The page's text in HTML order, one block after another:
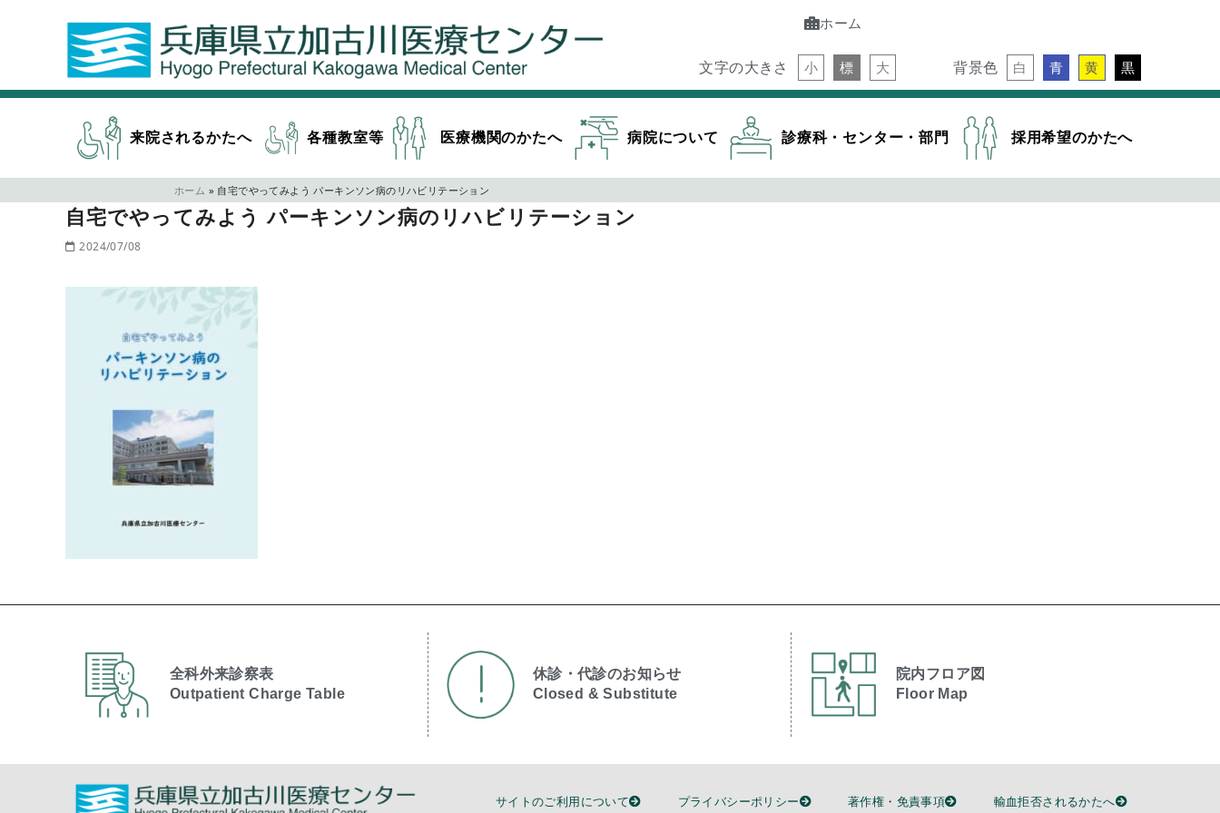
ホーム
文字の大きさ 小 標 大 背景色 白 青 黄 黒
来院されるかたへ 各種教室等 医療機関のかたへ 病院について 診療科・センター・部門 採用希望のかたへ
ホーム » 自宅でやってみよう パーキンソン病のリハビリテーション
自宅でやってみよう パーキンソン病のリハビリテーション
2024/07/08
全科外来診察表
Outpatient Charge Table​
休診・代診のお知らせ
Closed & Substitute​
院内フロア図
Floor Map
サイトのご利用について プライバシーポリシー 著作権・免責事項 輸血拒否されるかたへ